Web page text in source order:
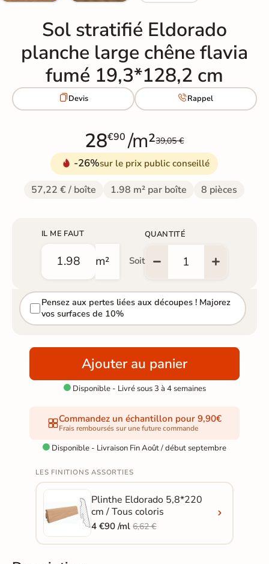
Sol stratifié Eldorado
planche large chêne flavia
fumé 19,3*128,2 cm
Devis Rappel
28€90 /m²39,05 €
-26%sur le prix public conseillé
57,22 € / boîte 1.98 m² par boîte 8 pièces
IL ME FAUT
m² Soit
QUANTITÉ
Pensez aux pertes liées aux découpes ! Majorez
vos surfaces de 10%
Ajouter au panier
Disponible - Livré sous 3 à 4 semaines
Commandez un échantillon pour 9,90€
Frais remboursés sur une future commande
 Disponible - Livraison Fin Août / début septembre
LES FINITIONS ASSORTIES
Plinthe Eldorado 5,8*220
cm / Tous coloris
4 €90 /ml6,62 €